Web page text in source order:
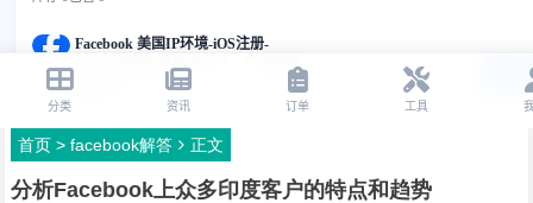
首页> facebook解答 正文
分析Facebook上众多印度客户的特点和趋势